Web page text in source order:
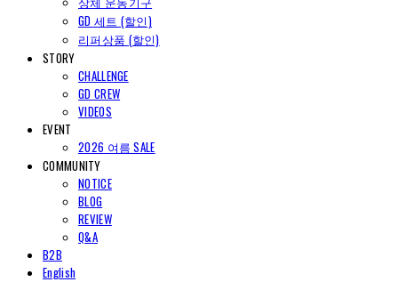
GD 세트 (할인)
리퍼상품 (할인)
STORY
CHALLENGE
GD CREW
VIDEOS
EVENT
2026 여름 SALE
COMMUNITY
NOTICE
BLOG
REVIEW
Q&A
B2B
English